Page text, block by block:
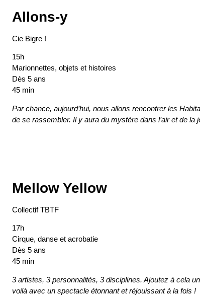
Allons-y
Cie Bigre !
15h
Marionnettes, objets et histoires
Dès 5 ans
45 min
Par chance, aujourd’hui, nous allons rencontrer les
de se rassembler. Il y aura du mystère dans l’air et de la
Mellow Yellow
Collectif TBTF
17h
Cirque, danse et acrobatie
Dès 5 ans
45 min
3 artistes, 3 personnalités, 3 disciplines. Ajoutez à cela
voilà avec un spectacle étonnant et réjouissant à la fois !